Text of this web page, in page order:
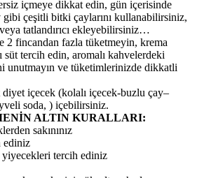
içmeye dikkat edin, gün içerisinde
gibi çeşitli bitki çaylarını kullanabilirsiniz,
tatlandırıcı ekleyebilirsiniz…
2 fincandan fazla tüketmeyin, krema
tercih edin, aromalı kahvelerdeki
unutmayın ve tüketimlerinizde dikkatli
içecek (kolalı içecek-buzlu çay–
soda, ) içebilirsiniz.
ALTIN KURALLARI:
sakınınız
ediniz
tercih ediniz